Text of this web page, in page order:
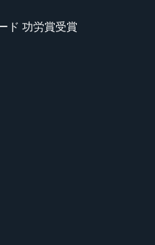
ド 功労賞受賞